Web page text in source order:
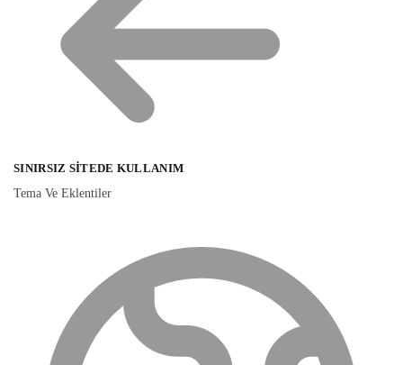
SINIRSIZ SITEDE KULLANIM
Tema Ve Eklentiler